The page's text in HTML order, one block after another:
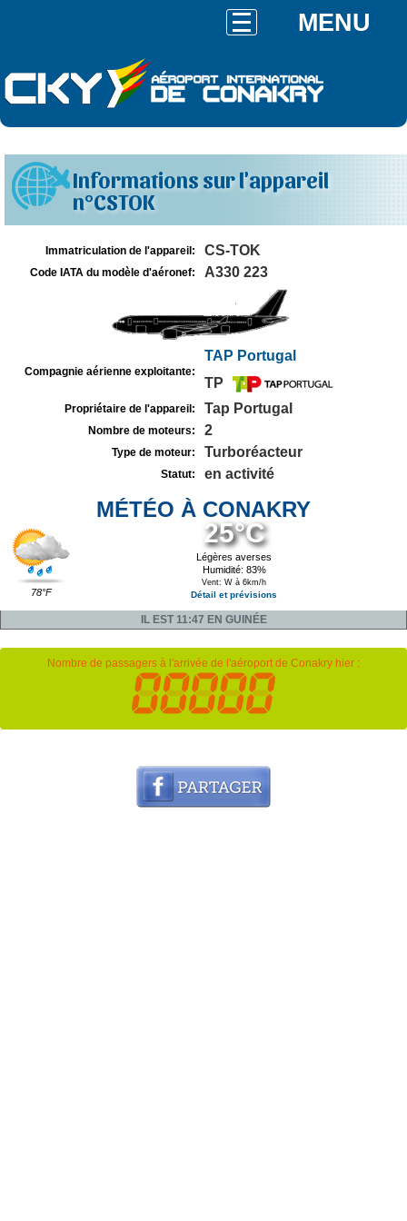
MENU
Informations sur l'appareil
n°CSTOK
Immatriculation de l'appareil: CS-TOK
Code IATA du modèle d'aéronef: A330 223
Compagnie aérienne exploitante:
TAP Portugal
TP
Propriétaire de l'appareil: Tap Portugal
Nombre de moteurs: 2
Type de moteur: Turboréacteur
Statut: en activité
MÉTÉO À CONAKRY
78°F
25°C
Légères averses
Humidité: 83%
Vent: W à 6km/h
Détail et prévisions
IL EST 11:47 EN GUINÉE
Nombre de passagers à l'arrivée de l'aéroport de Conakry hier :